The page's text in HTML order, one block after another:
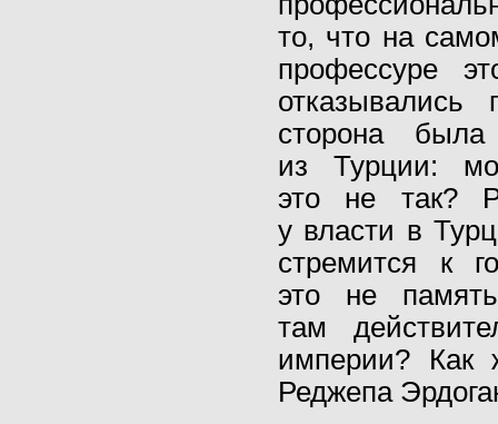
то, что на
профессуре
отказывались
сторона
из Турции:
это не так?
у власти в
стремится к
это не
там
империи? Как
Реджепа